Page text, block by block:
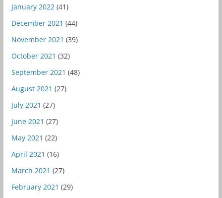
January 2022(41)
December 2021 (44)
November 2021 (39)
October 2021 (32)
September 2021 (48)
August 2021 (27)
July 2021 (27)
June 2021 (27)
May 2021 (22)
April 2021 (16)
March 2021 (27)
February 2021 (29)